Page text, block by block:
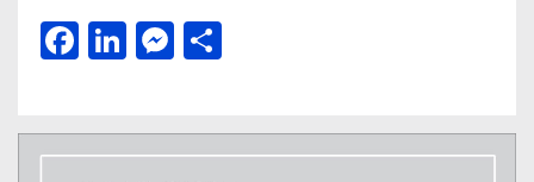
Facebook
LinkedIn
Messenger